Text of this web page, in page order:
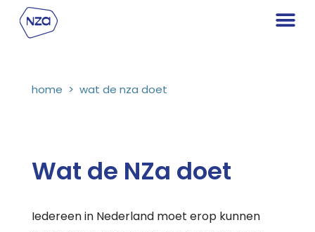
home > wat de nza doet
Wat de NZa doet
Iedereen in Nederland moet erop kunnen